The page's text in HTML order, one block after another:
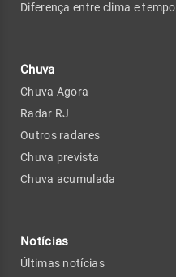
Diferença entre clima e tempo
Chuva
Chuva Agora
Radar RJ
Outros radares
Chuva prevista
Chuva acumulada
Notícias
Últimas notícias